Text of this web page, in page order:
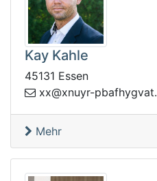
Kay Kahle
45131 Essen
fabp-ryunx@xx
Mehr